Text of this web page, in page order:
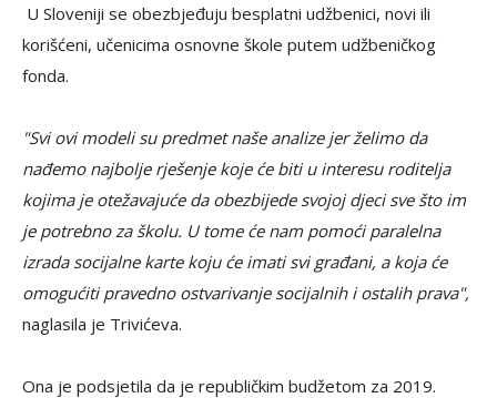
U Sloveniji se obezbjeđuju besplatni udžbenici, novi ili
korišćeni, učenicima osnovne škole putem udžbeničkog
fonda.
"Svi ovi modeli su predmet naše analize jer želimo da
nađemo najbolje rješenje koje će biti u interesu roditelja
kojima je otežavajuće da obezbijede svojoj djeci sve što im
je potrebno za školu. U tome će nam pomoći paralelna
izrada socijalne karte koju će imati svi građani, a koja će
omogućiti pravedno ostvarivanje socijalnih i ostalih prava",
naglasila je Trivićeva.
Ona je podsjetila da je republičkim budžetom za 2019.